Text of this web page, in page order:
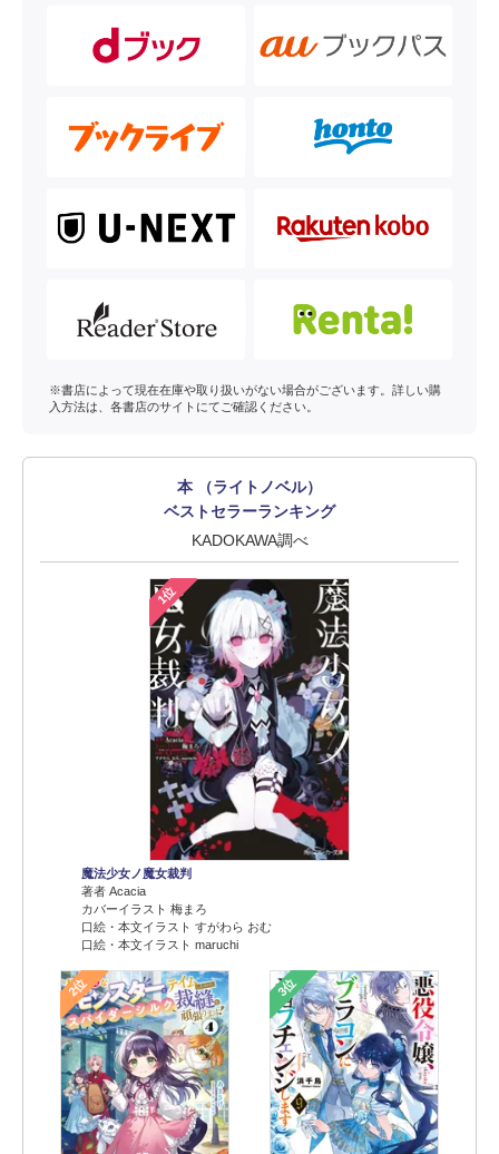
※書店によって現在在庫や取り扱いがない場合がございます。詳しい購
入方法は、各書店のサイトにてご確認ください。
本 （ライトノベル）
ベストセラーランキング
KADOKAWA調べ
1位
魔法少女ノ魔女裁判
著者 Acacia
カバーイラスト 梅まろ
口絵・本文イラスト すがわら おむ
口絵・本文イラスト maruchi
2位 3位